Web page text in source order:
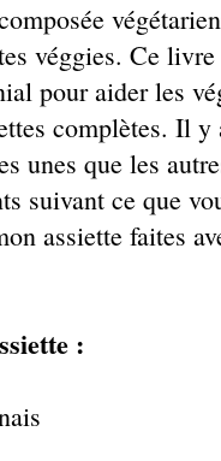
véggies. Ce
pour aider les
complètes. Il
unes que les
suivant ce que
assiette faites
: